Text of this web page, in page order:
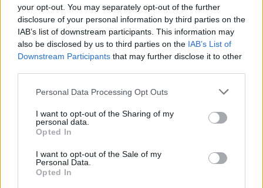
your opt-out. You may separately opt-out of the further
disclosure of your personal information by third parties on the
IAB’s list of downstream participants. This information may
also be disclosed by us to third parties on the IAB’s List of
Downstream Participants that may further disclose it to other
Personal Data Processing Opt Outs
I want to opt-out of the Sharing of my
personal data.
Opted In
I want to opt-out of the Sale of my
Personal Data.
Opted In
Paroles + Traduction